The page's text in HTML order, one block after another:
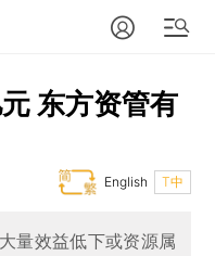
东方资管有
T中
English
量效益低下或资源属